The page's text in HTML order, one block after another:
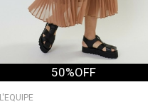
50%OFF
L'EQUIPE